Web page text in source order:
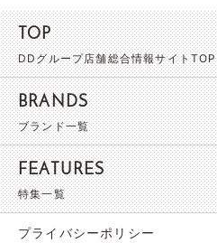
TOP
DDグループ店舗総合情報サイトTOP
BRANDS
ブランド一覧
FEATURES
特集一覧
プライバシーポリシー